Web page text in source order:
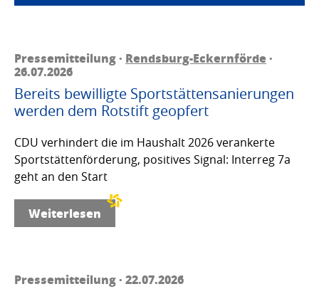
Pressemitteilung · Rendsburg-Eckernförde·
26.07.2026
Bereits bewilligte Sportstättensanierungen
werden dem Rotstift geopfert
CDU verhindert die im Haushalt 2026 verankerte
Sportstättenförderung, positives Signal: Interreg 7a
geht an den Start
Weiterlesen
Pressemitteilung · 22.07.2026